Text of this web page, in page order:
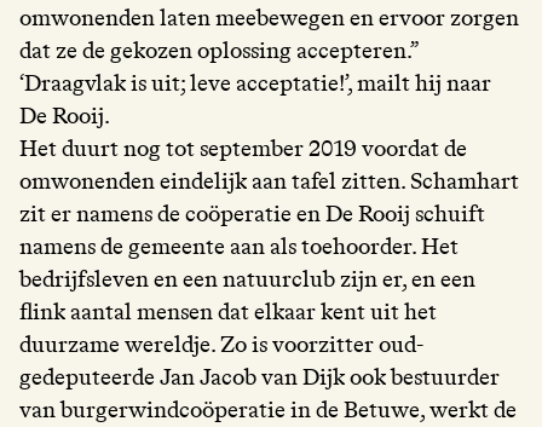
omwonenden laten meebewegen en ervoor zorgen
dat ze de gekozen oplossing accepteren.”
‘Draagvlak is uit; leve acceptatie!’, mailt hij naar
De Rooij.
Het duurt nog tot september 2019 voordat de
omwonenden eindelijk aan tafel zitten. Schamhart
zit er namens de coöperatie en De Rooij schuift
namens de gemeente aan als toehoorder. Het
bedrijfsleven en een natuurclub zijn er, en een
flink aantal mensen dat elkaar kent uit het
duurzame wereldje. Zo is voorzitter oud-
gedeputeerde Jan Jacob van Dijk ook bestuurder
van burgerwindcoöperatie in de Betuwe, werkt de